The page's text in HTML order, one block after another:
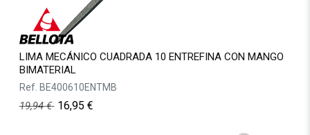
LIMA MECÁNICO CUADRADA 10 ENTREFINA CON MANGO
BIMATERIAL
Ref. BE400610ENTMB
19,94€ 16,95 €